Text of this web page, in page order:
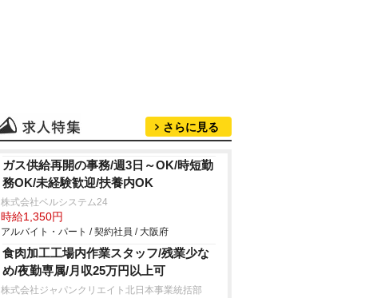
さらに見る
ガス供給再開の事務/週3日～OK/時短勤
務OK/未経験歓迎/扶養内OK
株式会社ベルシステム24
時給1,350円
アルバイト・パート / 契約社員 / 大阪府
食肉加工工場内作業スタッフ/残業少な
め/夜勤専属/月収25万円以上可
株式会社ジャパンクリエイト北日本事業統括部